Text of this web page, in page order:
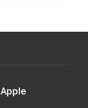
Apple